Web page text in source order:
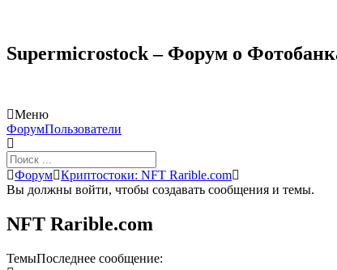
Supermicrostock – Форум о
Меню
Навигация
Форума
ФорумПользователи
Форум
breadcrumbs
Вы
здесь:
Форум Криптостоки: NFT Rarible.com
Вы должны войти, чтобы создавать сообщения и темы.
NFT Rarible.com
ТемыПоследнее сообщение: